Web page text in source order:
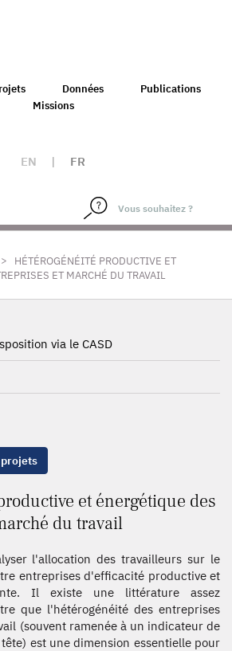
Données
Publications
Missions
EN | FR
>
HÉTÉROGÉNÉITÉ PRODUCTIVE ET
ET MARCHÉ DU TRAVAIL
via le CASD
et énergétique des
du travail
l'allocation des travailleurs sur le
entreprises d'efficacité productive et
Il existe une littérature assez
que l'hétérogénéité des entreprises
(souvent ramenée à un indicateur de
est une dimension essentielle pour